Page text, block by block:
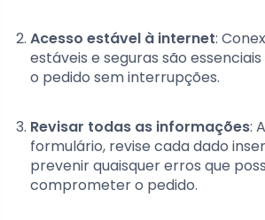
Acesso estável à internet:
estáveis e seguras são
o pedido sem interrupções.
Revisar todas as informações:
formulário, revise cada dado
prevenir quaisquer erros que
comprometer o pedido.